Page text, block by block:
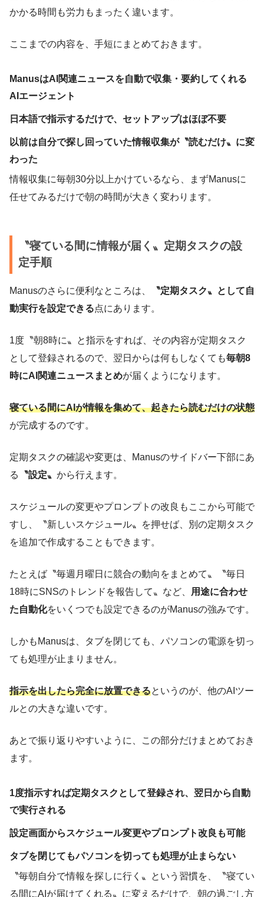
かかる時間も労力もまったく違います。
ここまでの内容を、手短にまとめておきます。
ManusはAI関連ニュースを自動で収集・要約してくれる
AIエージェント
日本語で指示するだけで、セットアップはほぼ不要
以前は自分で探し回っていた情報収集が〝読むだけ〟に変
わった
情報収集に毎朝30分以上かけているなら、まずManusに
任せてみるだけで朝の時間が大きく変わります。
〝寝ている間に情報が届く〟定期タスクの設
定手順
Manusのさらに便利なところは、
〝定期タスク〟として自
動実行を設定できる点にあります。
1度〝朝8時に〟と指示をすれば、その内容が定期タスク
として登録されるので、翌日からは何もしなくても毎朝8
時にAI関連ニュースまとめが届くようになります。
寝ている間にAIが情報を集めて、起きたら読むだけの状態
が完成するのです。
定期タスクの確認や変更は、Manusのサイドバー下部にあ
る
〝設定〟 から行えます。
スケジュールの変更やプロンプトの改良もここから可能で
すし、〝新しいスケジュール〟を押せば、別の定期タスク
を追加で作成することもできます。
たとえば〝毎週月曜日に競合の動向をまとめて〟〝毎日
18時にSNSのトレンドを報告して〟など、
用途に合わせ
た自動化をいくつでも設定できるのがManusの強みです。
しかもManusは、タブを閉じても、パソコンの電源を切っ
ても処理が止まりません。
指示を出したら完全に放置できるというのが、他のAIツー
ルとの大きな違いです。
あとで振り返りやすいように、この部分だけまとめておき
ます。
1度指示すれば定期タスクとして登録され、翌日から自動
で実行される
設定画面からスケジュール変更やプロンプト改良も可能
タブを閉じてもパソコンを切っても処理が止まらない
〝毎朝自分で情報を探しに行く〟という習慣を、〝寝てい
る間にAIが届けてくれる〟に変えるだけで、朝の過ごし方